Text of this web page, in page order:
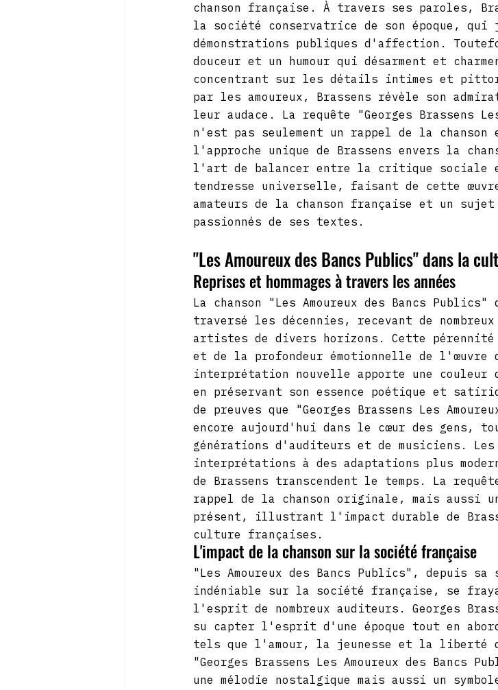
chanson française. À travers ses paroles,
la société conservatrice de son époque, qui
démonstrations publiques d'affection.
douceur et un humour qui désarment et
concentrant sur les détails intimes et
par les amoureux, Brassens révèle son
leur audace. La requête "Georges Brassens
n'est pas seulement un rappel de la chanson
l'approche unique de Brassens envers la
l'art de balancer entre la critique sociale
tendresse universelle, faisant de cette
amateurs de la chanson française et un
passionnés de ses textes.
"Les Amoureux des Bancs Publics" dans la
Reprises et hommages à travers les années
La chanson "Les Amoureux des Bancs Publics"
traversé les décennies, recevant de
artistes de divers horizons. Cette
et de la profondeur émotionnelle de l'œuvre
interprétation nouvelle apporte une
en préservant son essence poétique et
de preuves que "Georges Brassens Les
encore aujourd'hui dans le cœur des gens,
générations d'auditeurs et de musiciens.
interprétations à des adaptations plus
de Brassens transcendent le temps. La
rappel de la chanson originale, mais aussi
présent, illustrant l'impact durable de
culture françaises.
L'impact de la chanson sur la société française
"Les Amoureux des Bancs Publics", depuis
indéniable sur la société française, se
l'esprit de nombreux auditeurs. Georges
su capter l'esprit d'une époque tout en
tels que l'amour, la jeunesse et la liberté
"Georges Brassens Les Amoureux des Bancs
une mélodie nostalgique mais aussi un